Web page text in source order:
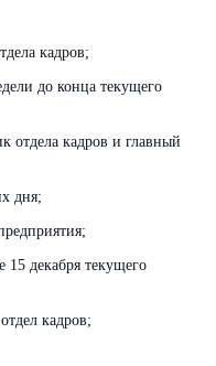
кадров;
до конца текущего
отдела кадров и главный
дня;
декабря текущего
кадров;